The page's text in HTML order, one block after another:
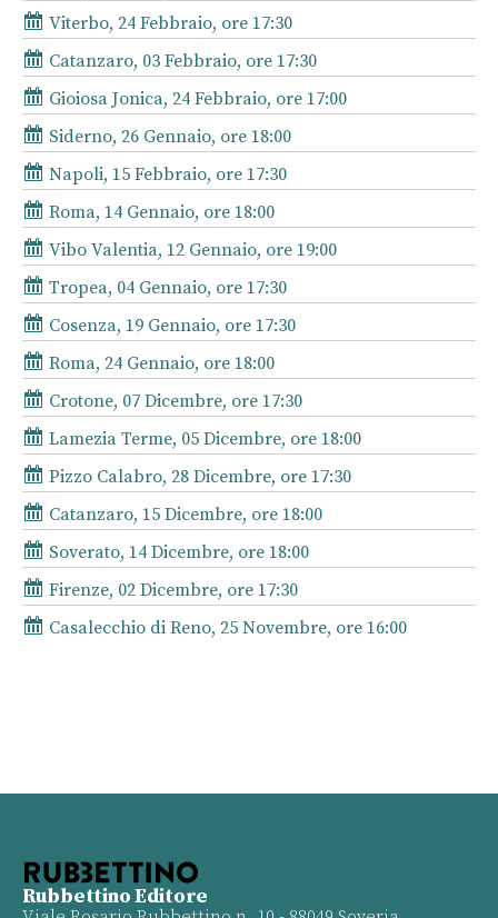
Viterbo, 24 Febbraio, ore 17:30
Catanzaro, 03 Febbraio, ore 17:30
Gioiosa Jonica, 24 Febbraio, ore 17:00
Siderno, 26 Gennaio, ore 18:00
Napoli, 15 Febbraio, ore 17:30
Roma, 14 Gennaio, ore 18:00
Vibo Valentia, 12 Gennaio, ore 19:00
Tropea, 04 Gennaio, ore 17:30
Cosenza, 19 Gennaio, ore 17:30
Roma, 24 Gennaio, ore 18:00
Crotone, 07 Dicembre, ore 17:30
Lamezia Terme, 05 Dicembre, ore 18:00
Pizzo Calabro, 28 Dicembre, ore 17:30
Catanzaro, 15 Dicembre, ore 18:00
Soverato, 14 Dicembre, ore 18:00
Firenze, 02 Dicembre, ore 17:30
Casalecchio di Reno, 25 Novembre, ore 16:00
Rubbettino Editore